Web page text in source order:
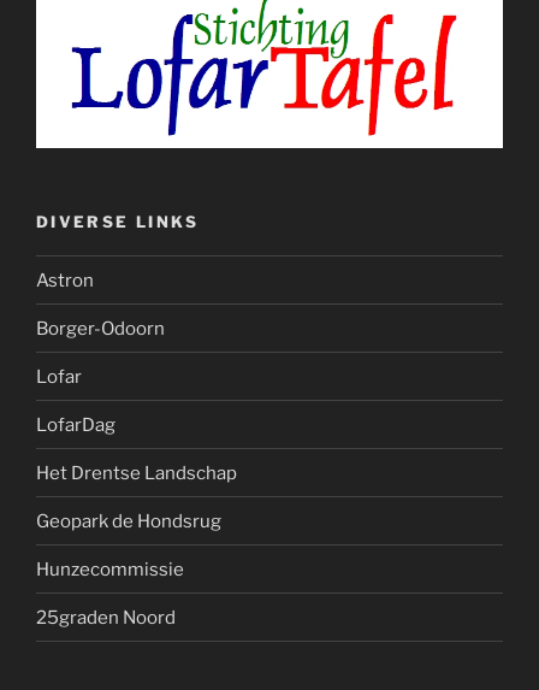
DIVERSE LINKS
Astron
Borger-Odoorn
Lofar
LofarDag
Het Drentse Landschap
Geopark de Hondsrug
Hunzecommissie
25graden Noord